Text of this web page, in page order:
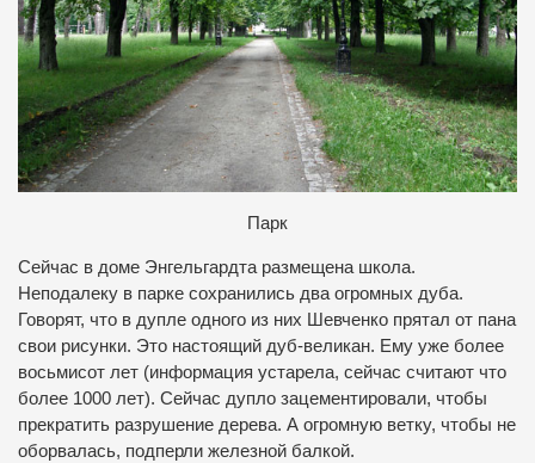
Парк
Сейчас в доме Энгельгардта размещена школа.
Неподалеку в парке сохранились два огромных дуба.
Говорят, что в дупле одного из них Шевченко прятал от пана
свои рисунки. Это настоящий дуб-великан. Ему уже более
восьмисот лет (информация устарела, сейчас считают что
более 1000 лет). Сейчас дупло зацементировали, чтобы
прекратить разрушение дерева. А огромную ветку, чтобы не
оборвалась, подперли железной балкой.